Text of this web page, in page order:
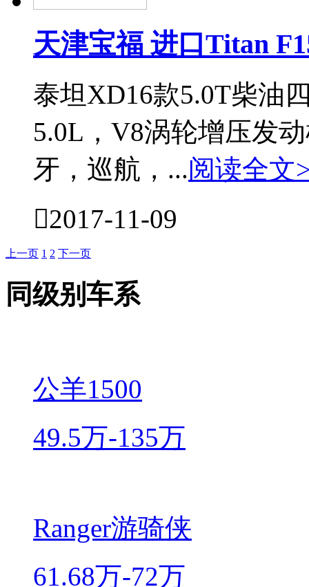
天津宝福 进口Titan
泰坦XD16款5.0T柴油
5.0L，V8涡轮增压发
牙，巡航，...阅读全文
2017-11-09
上一页 1 2 下一页
同级别车系
公羊1500
49.5万-135万
Ranger游骑侠
61.68万-72万